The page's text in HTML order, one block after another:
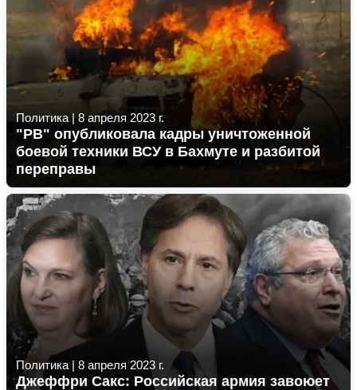
Политика|8 апреля 2023 г.
"РВ" опубликовала кадры уничтоженной
боевой техники ВСУ в Бахмуте и разбитой
переправы
Политика | 8 апреля 2023 г.
Джеффри Сакс: Российская армия завоюет